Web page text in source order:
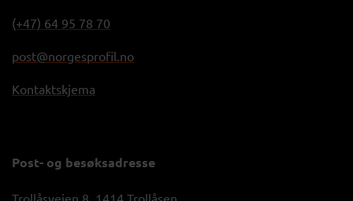
(+47) 64 95 78 70
post@norgesprofil.no
Kontaktskjema
Post- og besøksadresse
Trollåsveien 8, 1414 Trollåsen